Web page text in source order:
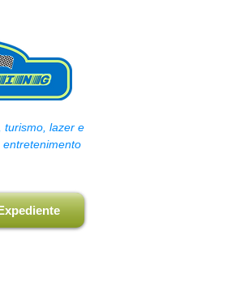
turismo, lazer e
entretenimento